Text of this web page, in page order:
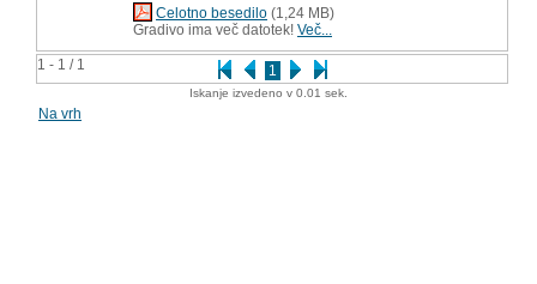
1 - 1 / 1 1
Celotno besedilo (1,24 MB)
Gradivo ima več datotek! Več...
Iskanje izvedeno v 0.01 sek.
Na vrh